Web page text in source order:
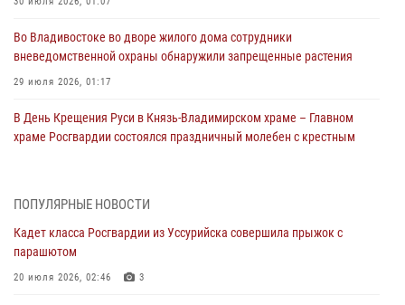
Во Владивостоке во дворе жилого дома сотрудники
вневедомственной охраны обнаружили запрещенные растения
29 июля 2026, 01:17
В День Крещения Руси в Князь-Владимирском храме – Главном
храме Росгвардии состоялся праздничный молебен с крестным
посвященном Дню Крещения Руси
28 июля 2026, 05:39
ПОПУЛЯРНЫЕ НОВОСТИ
Кадет класса Росгвардии из Уссурийска совершила прыжок с
парашютом
20 июля 2026, 02:46 3